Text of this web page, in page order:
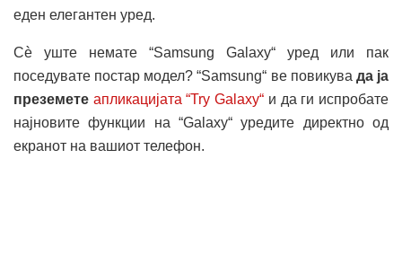
еден елегантен уред.
Сѐ уште немате “Samsung Galaxy“ уред или пак
поседувате постар модел? “Samsung“ ве повикува да ја
преземете апликацијата “Try Galaxy“ и да ги испробате
најновите функции на “Galaxy“ уредите директно од
екранот на вашиот телефон.